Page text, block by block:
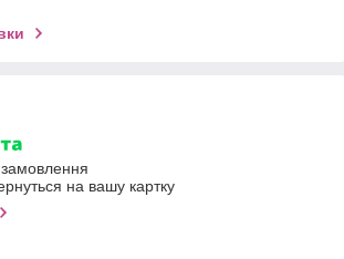
на вашу картку